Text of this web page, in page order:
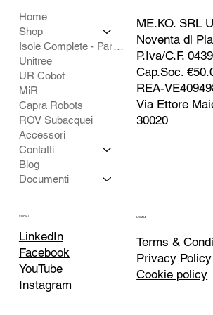
4. MIR1200 Pallet Jack -
Stoccatore Automatico
Home
Shop
Isole Complete - Partner
Unitree
UR Cobot
MiR
Capra Robots
ROV Subacquei
Accessori
Contatti
Blog
Documenti
LEGALE
Terms &
Privacy Policy
Cookie policy
SOCIAL
LinkedIn
Facebook
YouTube
Instagram
ME.KO. SRL
Via Ettore
30020
Noventa di
P.Iva/C.F.
Cap.Soc.
REA-